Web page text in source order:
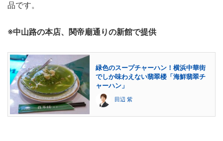
品です。
※中山路の本店、関帝廟通りの新館で提供
緑色のスープチャーハン！横浜中華街
でしか味わえない翡翠楼「海鮮翡翠チ
ャーハン」
田辺 紫